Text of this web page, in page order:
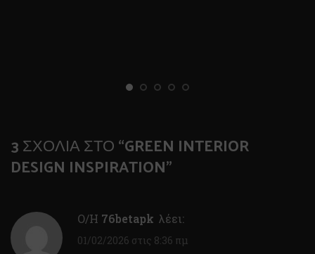
3 ΣΧΌΛΙΑ ΣΤΟ “GREEN INTERIOR
DESIGN INSPIRATION”
Ο/Η 76betapk λέει:
01/02/2026 στις 8:36 πμ